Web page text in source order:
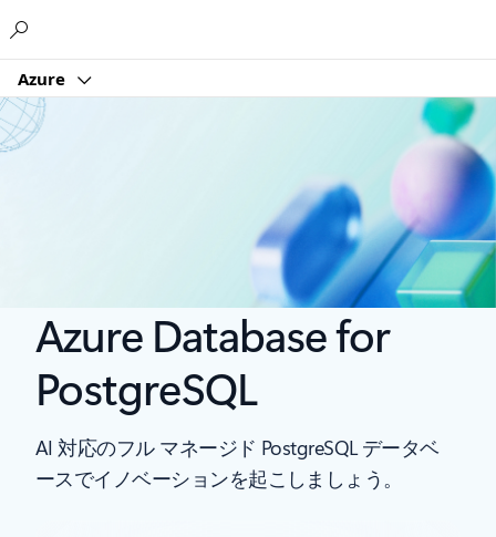
Azure
Azure Database for
PostgreSQL
AI 対応のフル マネージド PostgreSQL データベ
ースでイノベーションを起こしましょう。